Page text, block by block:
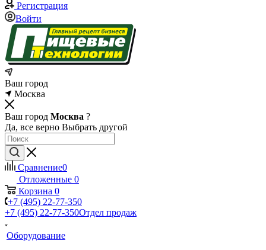
Регистрация
Войти
Ваш город
Москва
Ваш город Москва ?
Да, все верно Выбрать другой
Сравнение0
Отложенные 0
Корзина 0
+7 (495) 22-77-350
+7 (495) 22-77-350Отдел продаж
Оборудование